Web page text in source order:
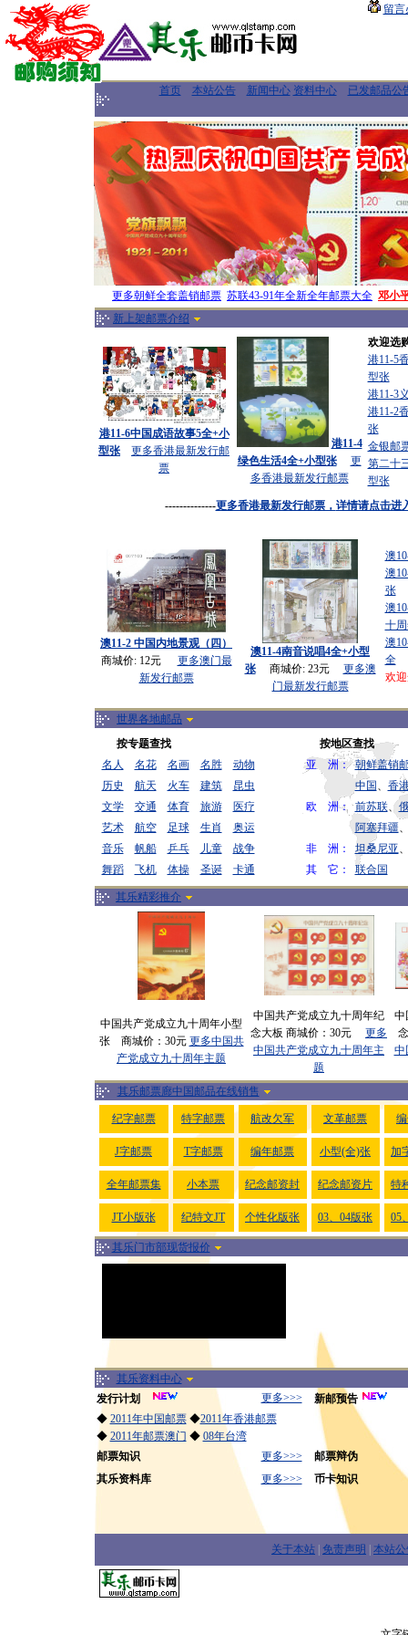
留言
首页 本站公告 新闻中心 资料中心 已发邮品公
更多朝鲜全套盖销邮票 苏联43-91年全新全年邮票大全 邓小
新上架邮票介绍
港11-6中国成语故事5全+小
型张
更多香港最新发行邮
票
港11-4
绿色生活4全+小型张
更
多香港最新发行邮票
欢迎选
港11-5
型张
港11-3
港11-2
张
金银邮
第二十
型张
--------------更多香港最新发行邮票， 详情请点击进
澳11-2 中国内地景观（四）
商城价: 12元
更多澳门最
新发行邮票
澳11-4南音说唱4全+小型
张商城价: 23元 更多澳
门最新发行邮票
澳
澳
张
澳
十
澳
全
欢
世界各地邮品
按专题查找
名人
名花 名画 名胜
动物
历史
航天 火车 建筑
昆虫
文学
交通 体育 旅游
医疗
艺术
航空 足球 生肖
奥运
音乐
帆船 乒乓 儿童
战争
舞蹈
飞机 体操 圣诞 卡通
按地区查找
亚 洲： 朝鲜盖销
中国 、 香
欧 洲： 前苏联、
阿塞拜疆
非 洲：
坦桑尼亚
其 它：
联合国
其乐精彩推介
中国共产党成立九十周年小型
张 商城价：30元 更多中国共
产党成立九十周年主题
中国共产党成立九十周年纪
念大板 商城价：30元 更多
中国共产党成立九十周年主
题
中
中
其乐邮票廊中国邮品在线销售
纪字邮票 特字邮票 航改欠军 文革邮票
J字邮票 T字邮票 编年邮票 小型(全)张 加
全年邮票集 小本票 纪念邮资封 纪念邮资片 特
JT小版张 纪特文JT 个性化版张 03、04版张 05
其乐门市部现货报价
其乐资料中心
发行计划
更多>>>
新邮预告
◆ 2011年中国邮票◆2011年香港邮票
◆ 2011年邮票澳门 ◆ 08年台湾
邮票知识
更多>>>
邮票辩伪
其乐资料库
更多>>> 币卡知识
关于本站 免责声明 本站